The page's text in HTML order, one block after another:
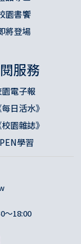
園書饗
將登場
服務
電子報
每日活水》
校園雜誌》
學習
～18:00